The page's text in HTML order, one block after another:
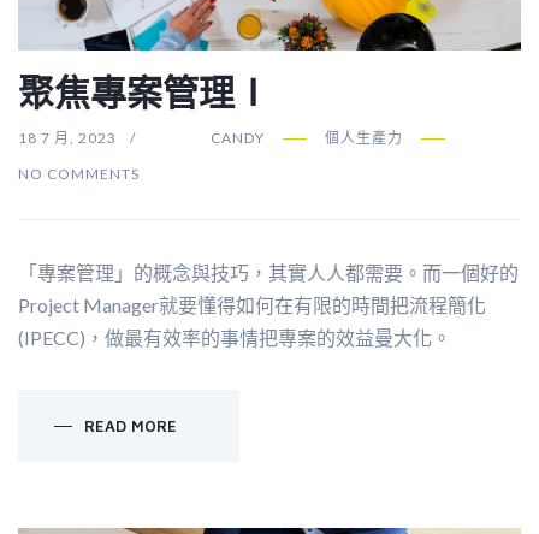
聚焦專案管理Ⅰ
18 7 月, 2023 CANDY
個人生產力
NO COMMENTS
「專案管理」的概念與技巧，其實人人都需要。而一個好的
Project Manager就要懂得如何在有限的時間把流程簡化
(IPECC)，做最有效率的事情把專案的效益曼大化。
READ MORE